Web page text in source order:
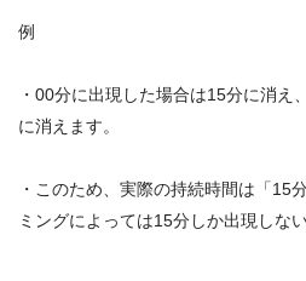
例
・00分に出現した場合は15分に消え
に消えます。
・このため、実際の持続時間は「15
ミングによっては15分しか出現しな